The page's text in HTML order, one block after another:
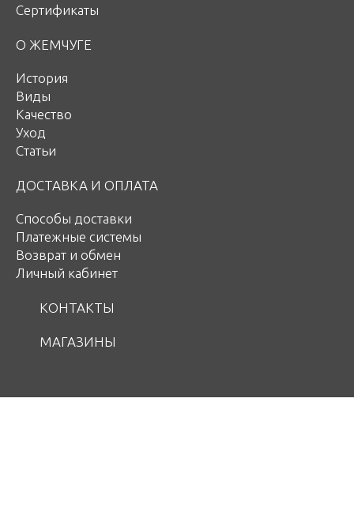
Сертификаты
О ЖЕМЧУГЕ
История
Виды
Качество
Уход
Статьи
ДОСТАВКА И ОПЛАТА
Способы доставки
Платежные системы
Возврат и обмен
Личный кабинет
КОНТАКТЫ
МАГАЗИНЫ